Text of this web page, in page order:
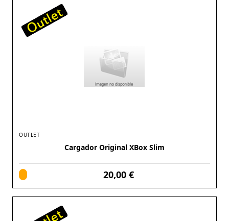
OUTLET
Cargador Original XBox Slim
20,00 €